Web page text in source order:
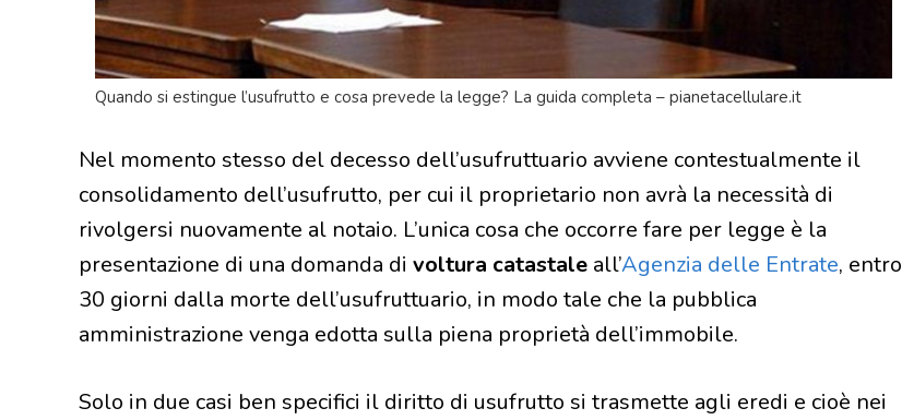
Quando si estingue l’usufrutto e cosa prevede la legge? La guida completa – pianetacellulare.it
Nel momento stesso del decesso dell’usufruttuario avviene contestualmente il
consolidamento dell’usufrutto, per cui il proprietario non avrà la necessità di
rivolgersi nuovamente al notaio. L’unica cosa che occorre fare per legge è la
presentazione di una domanda di voltura catastale all’Agenzia delle Entrate, entro
30 giorni dalla morte dell’usufruttuario, in modo tale che la pubblica
amministrazione venga edotta sulla piena proprietà dell’immobile.
Solo in due casi ben specifici il diritto di usufrutto si trasmette agli eredi e cioè nei